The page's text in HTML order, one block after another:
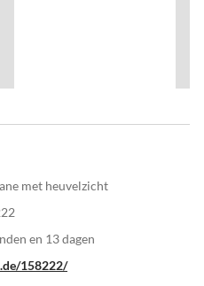
met heuvelzicht
en 13 dagen
158222/